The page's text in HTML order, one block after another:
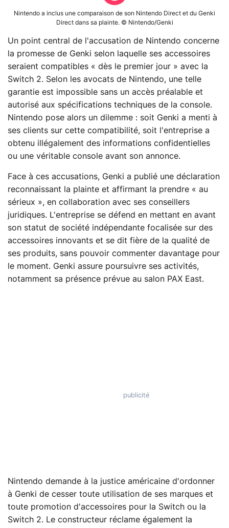
Nintendo a inclus une comparaison de son Nintendo Direct et du Genki
Direct dans sa plainte. © Nintendo/Genki
Un point central de l'accusation de Nintendo concerne
la promesse de Genki selon laquelle ses accessoires
seraient compatibles « dès le premier jour » avec la
Switch 2. Selon les avocats de Nintendo, une telle
garantie est impossible sans un accès préalable et
autorisé aux spécifications techniques de la console.
Nintendo pose alors un dilemme : soit Genki a menti à
ses clients sur cette compatibilité, soit l'entreprise a
obtenu illégalement des informations confidentielles
ou une véritable console avant son annonce.
Face à ces accusations, Genki a publié une déclaration
reconnaissant la plainte et affirmant la prendre « au
sérieux », en collaboration avec ses conseillers
juridiques. L'entreprise se défend en mettant en avant
son statut de société indépendante focalisée sur des
accessoires innovants et se dit fière de la qualité de
ses produits, sans pouvoir commenter davantage pour
le moment. Genki assure poursuivre ses activités,
notamment sa présence prévue au salon PAX East.
Nintendo demande à la justice américaine d'ordonner
à Genki de cesser toute utilisation de ses marques et
toute promotion d'accessoires pour la Switch ou la
Switch 2. Le constructeur réclame également la